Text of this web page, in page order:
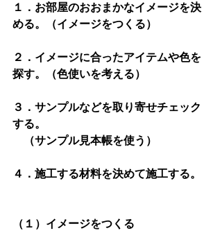
１．お部屋のおおまかなイメージを決
める。（イメージをつくる）
２．イメージに合ったアイテムや色を
探す。（色使いを考える）
３．サンプルなどを取り寄せチェック
する。
（サンプル見本帳を使う）
４．施工する材料を決めて施工する。
（１）イメージをつくる